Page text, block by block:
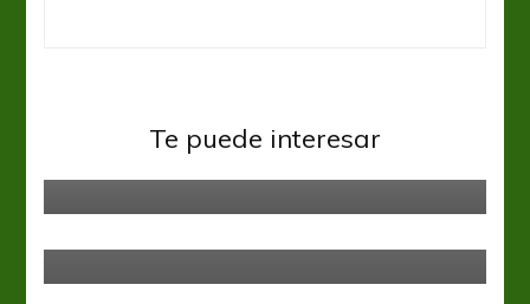
Te puede interesar
Juegos Panamericanos
Honduras sueña en dorado
Fútbol Femenino Juegos Panamericanos